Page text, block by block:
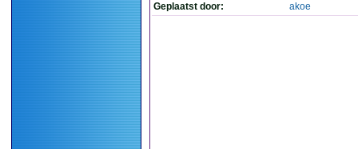
Geplaatst door: akoe